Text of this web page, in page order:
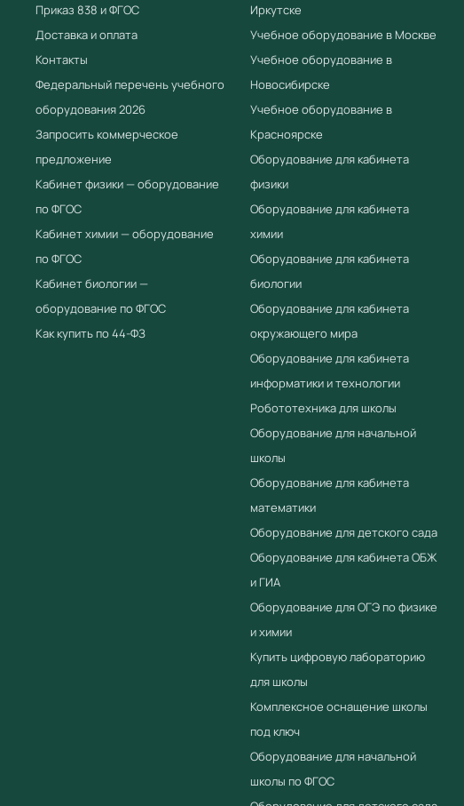
Приказ 838 и ФГОС
Доставка и оплата
Контакты
Федеральный перечень учебного
оборудования 2026
Запросить коммерческое
предложение
Кабинет физики — оборудование
по ФГОС
Кабинет химии — оборудование
по ФГОС
Кабинет биологии —
оборудование по ФГОС
Как купить по 44-ФЗ
Иркутске
Учебное оборудование в Москве
Учебное оборудование в
Новосибирске
Учебное оборудование в
Красноярске
Оборудование для кабинета
физики
Оборудование для кабинета
химии
Оборудование для кабинета
биологии
Оборудование для кабинета
окружающего мира
Оборудование для кабинета
информатики и технологии
Робототехника для школы
Оборудование для начальной
школы
Оборудование для кабинета
математики
Оборудование для детского сада
Оборудование для кабинета ОБЖ
и ГИА
Оборудование для ОГЭ по физике
и химии
Купить цифровую лабораторию
для школы
Комплексное оснащение школы
под ключ
Оборудование для начальной
школы по ФГОС